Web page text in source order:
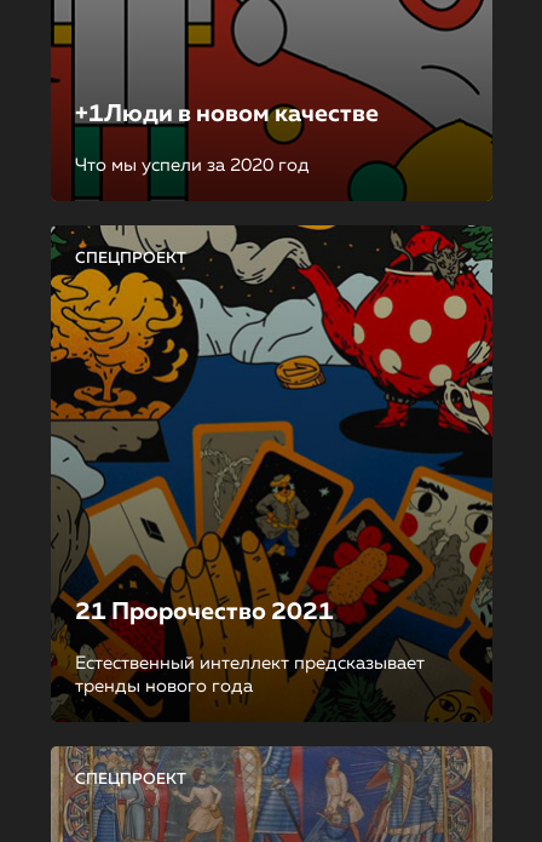
+1Люди в новом качестве
Что мы успели за 2020 год
СПЕЦПРОЕКТ
21 Пророчество 2021
Естественный интеллект предсказывает
тренды нового года
СПЕЦПРОЕКТ